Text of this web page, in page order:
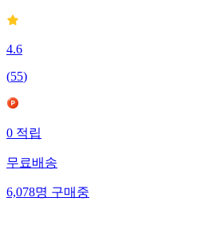
4.6
(55)
0 적립
무료배송
6,078명 구매중